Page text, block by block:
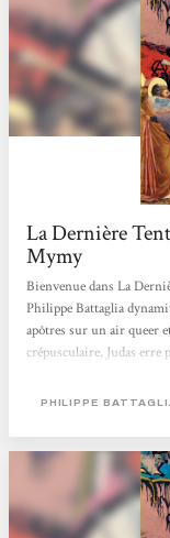
La Dernière
Mymy
Bienvenue dans La
Philippe Battaglia
apôtres sur un air queer
crépusculaire, Judas
et ne jamais pouvoir
à Satan resurgit, tout
PHILIPPE